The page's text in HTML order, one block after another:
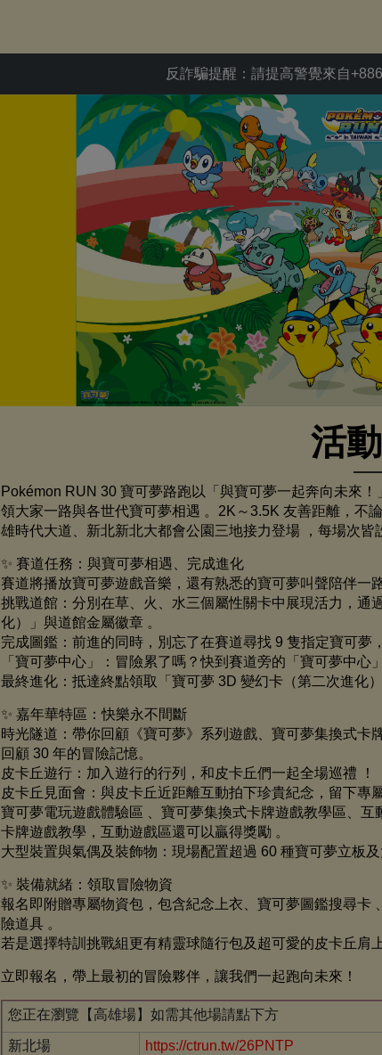
反詐騙提醒：請提高警覺來自+886的電話
活
Pokémon RUN 30 寶可夢路跑以「與寶可夢一起奔向未來
領大家一路與各世代寶可夢相遇 。2K～3.5K 友善距離，不
雄時代大道、新北新北大都會公園三地接力登場 ，每場次
✨ 賽道任務：與寶可夢相遇、完成進化
賽道將播放寶可夢遊戲音樂，還有熟悉的寶可夢叫聲陪伴一路
挑戰道館：分別在草、火、水三個屬性關卡中展現活力，
化）」與道館金屬徽章 。
完成圖鑑：前進的同時，別忘了在賽道尋找 9 隻指定寶可夢
「寶可夢中心」：冒險累了嗎？快到賽道旁的「寶可夢中心
最終進化：抵達終點領取「寶可夢 3D 變幻卡（第二次進化
✨ 嘉年華特區：快樂永不間斷
時光隧道：帶你回顧《寶可夢》系列遊戲、寶可夢集換式
回顧 30 年的冒險記憶。
皮卡丘遊行：加入遊行的行列，和皮卡丘們一起全場巡禮 ！
皮卡丘見面會：與皮卡丘近距離互動拍下珍貴紀念，留下專
寶可夢電玩遊戲體驗區 、寶可夢集換式卡牌遊戲教學區、
卡牌遊戲教學，互動遊戲區還可以贏得獎勵 。
大型裝置與氣偶及裝飾物：現場配置超過 60 種寶可夢立板
✨ 裝備就緒：領取冒險物資
報名即附贈專屬物資包，包含紀念上衣、寶可夢圖鑑搜尋卡
險道具 。
若是選擇特訓挑戰組更有精靈球隨行包及超可愛的皮卡丘肩
立即報名，帶上最初的冒險夥伴，讓我們一起跑向未來！
您正在瀏覽【高雄場】如需其他場請點下方
新北場
https://ctrun.tw/26PNTP